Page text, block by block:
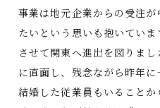
事業は地元企業からの受注
たいという思いも抱いてい
させて関東へ進出を図りま
に直面し、残念ながら昨年
結婚した従業員もいること